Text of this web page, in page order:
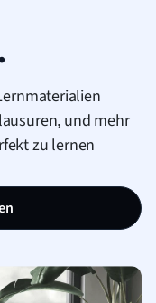
und mehr
zu lernen